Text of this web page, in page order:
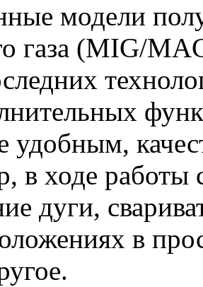
модели
газа (MIG/
удобным,
в ходе работы
дуги,
в